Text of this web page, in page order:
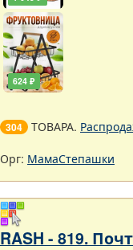
624 ₽
304 ТОВАРА.
Орг: МамаСтепашки
RASH - 819.